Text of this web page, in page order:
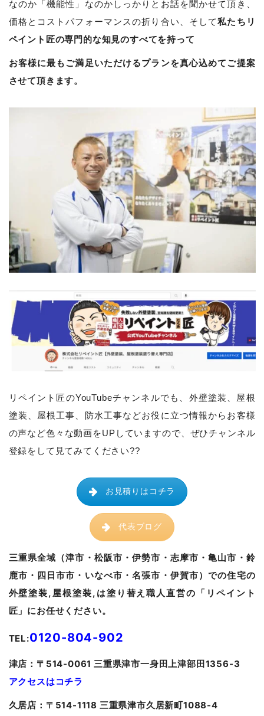
なのか「機能性」なのかしっかりとお話を聞かせて頂き、
価格とコストパフォーマンスの折り合い、そして私たちリ
ペイント匠の専門的な知見のすべてを持って
お客様に最もご満足いただけるプランを真心込めてご提案
させて頂きます。
リペイント匠のYouTubeチャンネルでも、 外壁塗装、屋根
塗装、屋根工事、防水工事などお役に立つ情報からお客様
の声など色々な動画をUPしていますので、ぜひチャンネル
登録をして見てみてください??
お見積りはコチラ
代表ブログ
三重県全域（津市・松阪市・伊勢市・志摩市・亀山市・鈴
鹿市・四日市市・いなべ市・名張市・伊賀市）での住宅の
外壁塗装,屋根塗装,は塗り替え職人直営の「リペイント
匠」にお任せください。
TEL:0120-804-902
津店：〒514-0061 三重県津市一身田上津部田1356-3
アクセスはコチラ
久居店：〒514-1118 三重県津市久居新町1088-4